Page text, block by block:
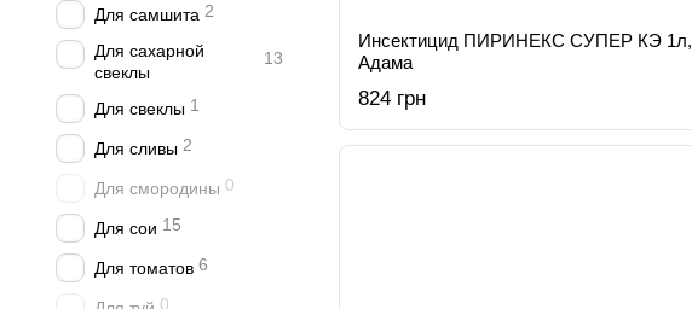
Инсектицид ПИРИНЕКС СУПЕР КЭ 1л,
Адама
824 грн
Для самшита 2
Для сахарной
свеклы
13
Для свеклы 1
Для сливы 2
Для смородины 0
Для сои 15
Для томатов 6
0